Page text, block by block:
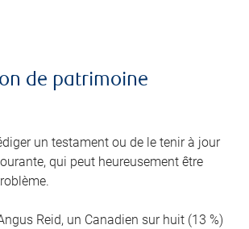
de patrimoine
un testament ou de le tenir à jour
qui peut heureusement être
Reid, un Canadien sur huit (13 %)